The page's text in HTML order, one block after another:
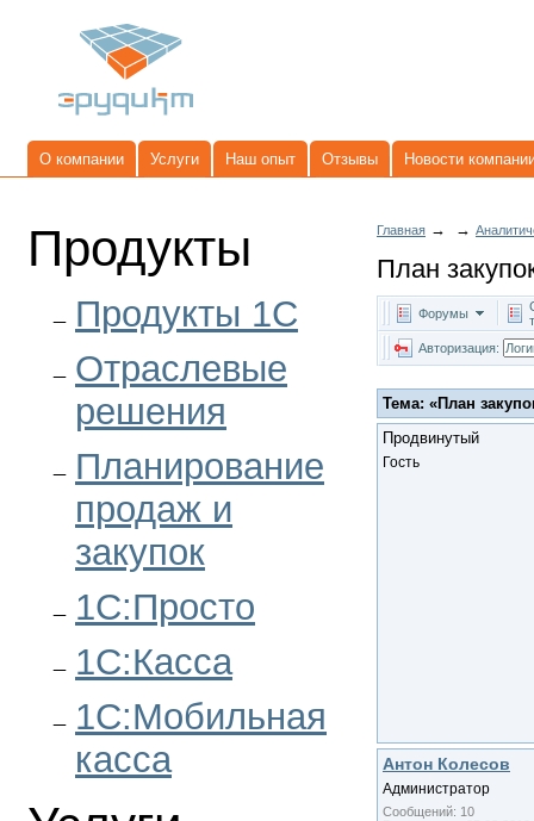
О компании Услуги Наш опыт Отзывы Новости
Продукты
Продукты 1C
Отраслевые
решения
Планирование
продаж и
закупок
1С:Просто
1С:Касса
1С:Мобильная
касса
Главная → →
План
Форумы
Авторизация:
Тема: «План
Продвинутый
Гость
Антон Колесов
Администратор
Сообщений: 10